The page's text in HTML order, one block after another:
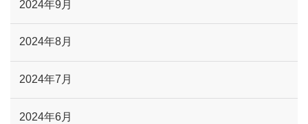
2024年9月
2024年8月
2024年7月
2024年6月